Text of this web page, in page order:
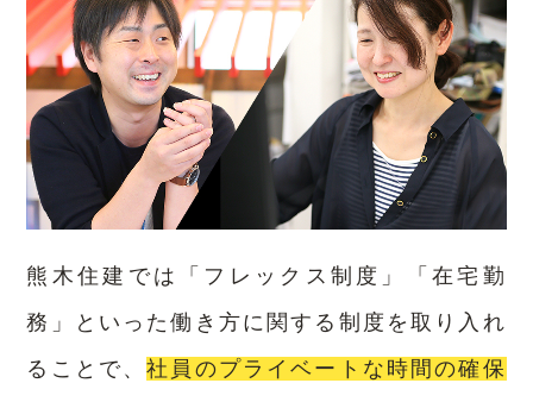
熊木住建では「フレックス制度」「在宅勤
務」といった働き方に関する制度を取り入れ
ることで、社員のプライベートな時間の確保